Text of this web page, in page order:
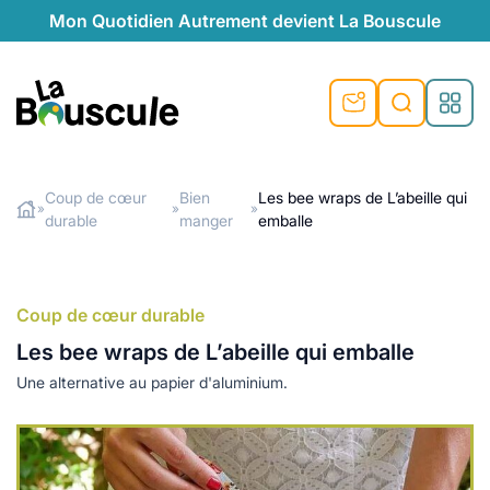
Mon Quotidien Autrement devient La Bouscule
au naturel
végétariennes
locales
plus de recyclage
beauté naturelle
naturel
de recyclage
témoignages
saison
responsables
Rechercher
»
Coup de cœur
durable
»
Bien
manger
»
Les bee wraps de L’abeille qui
emballe
Coup de cœur durable
Les bee wraps de L’abeille qui emballe
Une alternative au papier d'aluminium.